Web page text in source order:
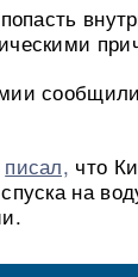
писал, что
на